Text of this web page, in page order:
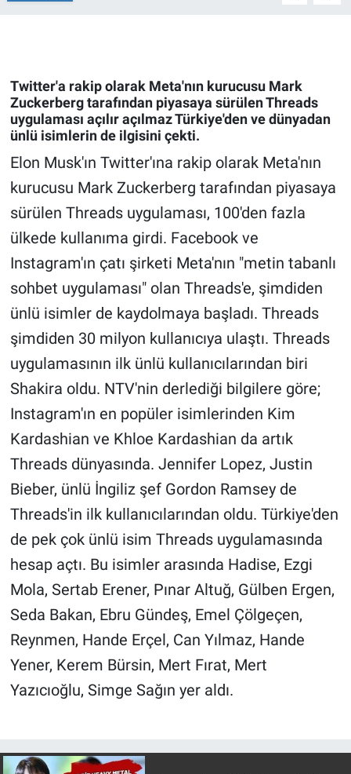
Twitter'a rakip olarak Meta'nın kurucusu Mark
Zuckerberg tarafından piyasaya sürülen Threads
uygulaması açılır açılmaz Türkiye'den ve dünyadan
ünlü isimlerin de ilgisini çekti.
Elon Musk'ın Twitter'ına rakip olarak Meta'nın
kurucusu Mark Zuckerberg tarafından piyasaya
sürülen Threads uygulaması, 100'den fazla
ülkede kullanıma girdi. Facebook ve
Instagram'ın çatı şirketi Meta'nın "metin tabanlı
sohbet uygulaması" olan Threads'e, şimdiden
ünlü isimler de kaydolmaya başladı. Threads
şimdiden 30 milyon kullanıcıya ulaştı. Threads
uygulamasının ilk ünlü kullanıcılarından biri
Shakira oldu. NTV'nin derlediği bilgilere göre;
Instagram'ın en popüler isimlerinden Kim
Kardashian ve Khloe Kardashian da artık
Threads dünyasında. Jennifer Lopez, Justin
Bieber, ünlü İngiliz şef Gordon Ramsey de
Threads'in ilk kullanıcılarından oldu. Türkiye'den
de pek çok ünlü isim Threads uygulamasında
hesap açtı. Bu isimler arasında Hadise, Ezgi
Mola, Sertab Erener, Pınar Altuğ, Gülben Ergen,
Seda Bakan, Ebru Gündeş, Emel Çölgeçen,
Reynmen, Hande Erçel, Can Yılmaz, Hande
Yener, Kerem Bürsin, Mert Fırat, Mert
Yazıcıoğlu, Simge Sağın yer aldı.
Gün Bitiyor
Gündem Özel
Günün görüntüsü
Haber
İlan
Kimdir
Koronavirüs
Kültür Sanat
Ne demişti
Nedir
Popüler
Programlar
Spor
Türkiye'nin Geleceği